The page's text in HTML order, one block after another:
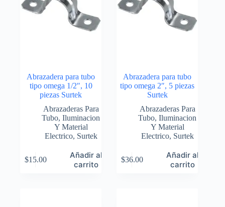
Abrazadera para tubo
tipo omega 1/2″, 10
piezas Surtek
Abrazaderas Para
Tubo,Iluminacion
Y Material
Electrico, Surtek
$15.00
Añadir al
carrito
Abrazadera para tubo
tipo omega 2″, 5 piezas
Surtek
Abrazaderas Para
Tubo,Iluminacion
Y Material
Electrico, Surtek
$36.00
Añadir al
carrito